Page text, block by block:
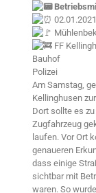
FF
Bauhof
Polizei
Am Samstag,
Kellinghusen
Dort sollte es
Zugfahrzeug
laufen. Vor Ort
genaueren
dass einige
sichtbar mit
waren. So